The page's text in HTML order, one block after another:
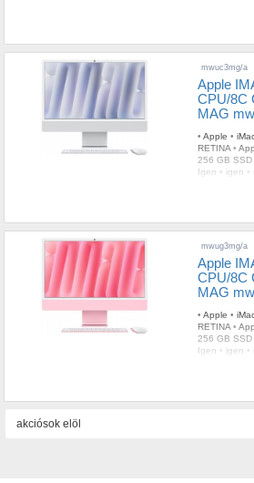
mwuc3mg/a
Apple
CPU/8C
MAG
• Apple •
RETINA •
256 GB SSD
Igen • igen •
mwug3mg/a
Apple
CPU/8C
MAG
• Apple •
RETINA •
256 GB SSD
Igen • igen •